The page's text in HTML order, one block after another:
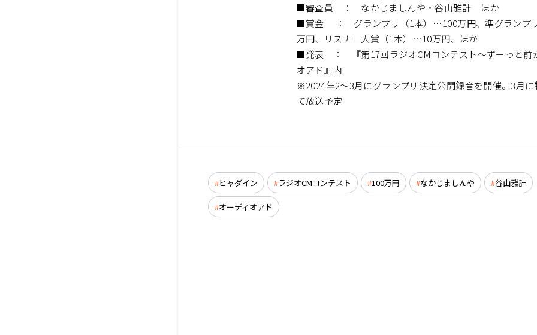
■審査員 ： なかじましんや・谷山雅計 ほか
■賞金 ： グランプリ（1本）…100万円、準グランプ
万円、リスナー大賞（1本）…10万円、ほか
■発表 ： 『第17回ラジオCMコンテスト～ずーっと前
オアド』内
※2024年2～3月にグランプリ決定公開録音を開催。3月に
て放送予定
ヒャダイン ラジオCMコンテスト 100万円 なかじましんや 谷山雅計
オーディオアド